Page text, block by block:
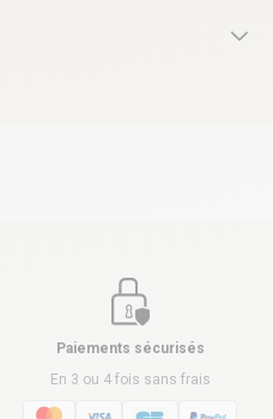
Paiements sécurisés
En 3 ou 4 fois sans frais